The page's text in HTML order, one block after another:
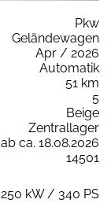
Pkw
Geländewagen
Apr / 2026
Automatik
51 km
5
Beige
Zentrallager
ab ca. 18.08.2026
14501
250 kW / 340 PS